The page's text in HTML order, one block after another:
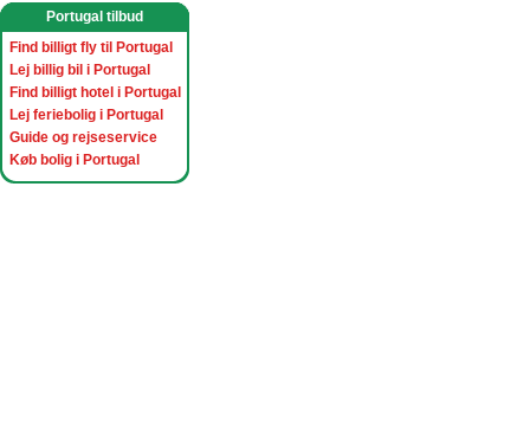
Portugal tilbud
Find billigt fly til Portugal
Lej billig bil i Portugal
Find billigt hotel i Portugal
Lej feriebolig i Portugal
Guide og rejseservice
Køb bolig i Portugal